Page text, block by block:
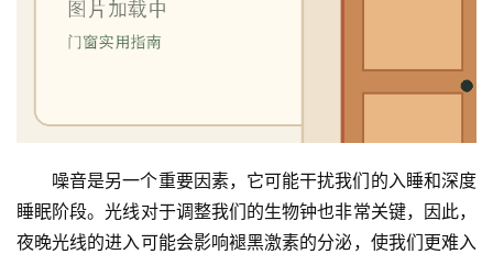
噪音是另一个重要因素，它可能干扰我们的入睡和深度
睡眠阶段。光线对于调整我们的生物钟也非常关键，因此，
夜晚光线的进入可能会影响褪黑激素的分泌，使我们更难入